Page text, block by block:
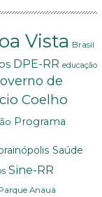
Vista Brasil
DPE-RR educação
de
Coelho
Programa
Saúde
Sine-RR
Anauá